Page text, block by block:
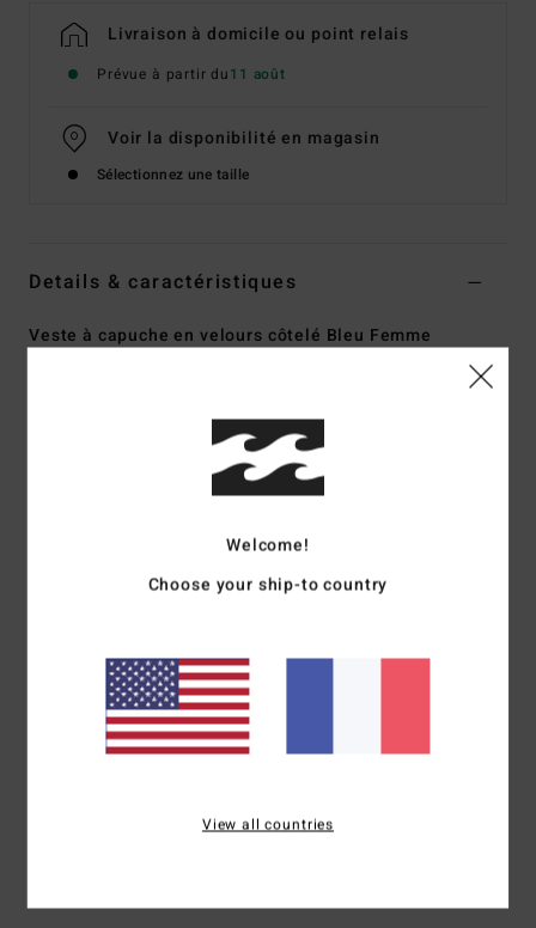
Livraison à domicile ou point relais
Prévue à partir du11 août
Voir la disponibilité en magasin
Sélectionnez une taille
Details & caractéristiques
Veste à capuche en velours côtelé Bleu Femme
velours côtelé
à cordon de serrage
Garnissage :isolation synthétique effet duvet
passepoilées
Marquage :logos brodés sur la poitrine et les manches
Composition[Matière principale] 100% coton
Traçabilité du produit (Loi Agec)
Welcome!
Choose your ship-to country
View all countries